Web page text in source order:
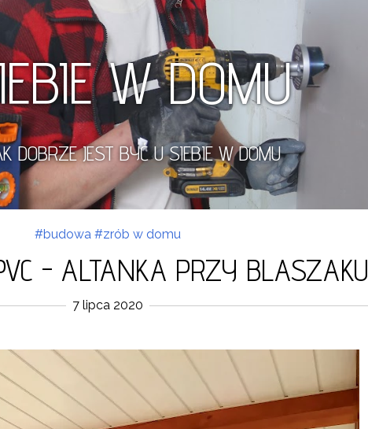
W DOMU
DOBRZE JEST BYĆ U SIEBIE W DOMU
#budowa #zrób w domu
- ALTANKA PRZY BLASZAKU
7 lipca 2020